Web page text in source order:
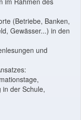
(Betriebe, Banken,
Gewässer...) in den
und
der Schule,